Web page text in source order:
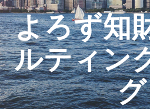
よろず知
ルティン
グ